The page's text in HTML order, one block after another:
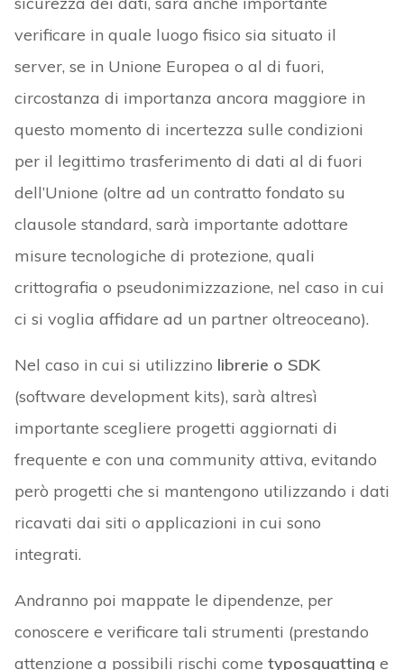
verificare in quale luogo fisico sia situato il
server, se in Unione Europea o al di fuori,
circostanza di importanza ancora maggiore in
questo momento di incertezza sulle condizioni
per il legittimo trasferimento di dati al di fuori
dell’Unione (oltre ad un contratto fondato su
clausole standard, sarà importante adottare
misure tecnologiche di protezione, quali
crittografia o pseudonimizzazione, nel caso in cui
ci si voglia affidare ad un partner oltreoceano).
Nel caso in cui si utilizzino librerie o SDK
(software development kits), sarà altresì
importante scegliere progetti aggiornati di
frequente e con una community attiva, evitando
però progetti che si mantengono utilizzando i dati
ricavati dai siti o applicazioni in cui sono
integrati.
Andranno poi mappate le dipendenze, per
conoscere e verificare tali strumenti (prestando
attenzione a possibili rischi come typosquatting e